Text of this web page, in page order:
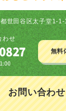
世田谷区太子堂1-
わせ
無料
お問い合わせ